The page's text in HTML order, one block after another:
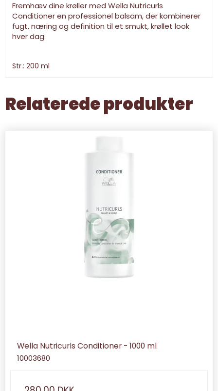
Fremhæv dine krøller med Wella Nutricurls
Conditioner en professionel balsam, der kombinerer
fugt, næring og definition til et smukt, krøllet look
hver dag.
Str.: 200 ml
Relaterede produkter
Wella Nutricurls Conditioner - 1000 ml
10003680